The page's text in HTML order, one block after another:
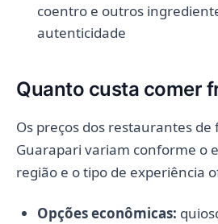
coentro e outros
autenticidade
Quanto custa comer
Os preços dos restaurantes
Guarapari variam conforme o
região e o tipo de experiência
Opções econômicas: